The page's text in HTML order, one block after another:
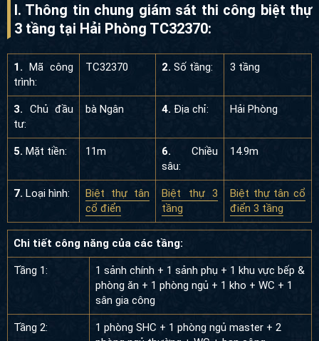
I. Thông tin chung giám sát thi công biệt thự
3 tầng tại Hải Phòng TC32370:
1. Mã công
trình:
TC32370 2. Số tầng: 3 tầng
3. Chủ đầu
tư:
bà Ngân 4. Địa chỉ: Hải Phòng
5. Mặt tiền: 11m 6. Chiều
sâu:
14.9m
7. Loại hình:
Biệt thự tân
cổ điển
Biệt thự 3
tầng
Biệt thự tân cổ
điển 3 tầng
Chi tiết công năng của các tầng:
Tầng 1:
1 sảnh chính + 1 sảnh phụ + 1 khu vực bếp &
phòng ăn + 1 phòng ngủ + 1 kho + WC + 1
sân gia công
Tầng 2:
1 phòng SHC + 1 phòng ngủ master + 2